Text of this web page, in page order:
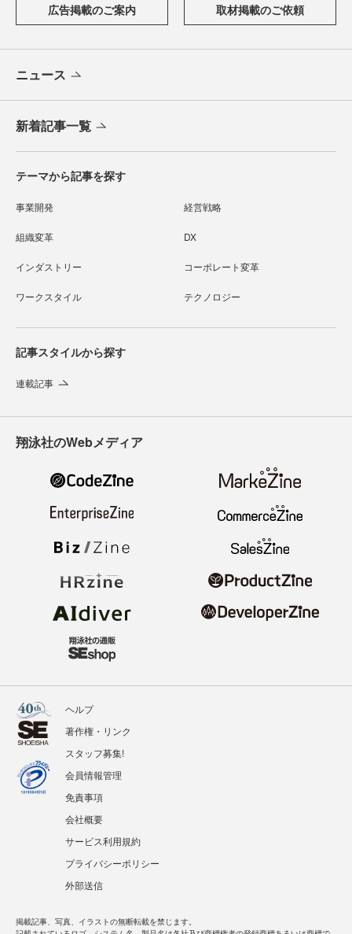
広告掲載のご案内 取材掲載のご依頼
ニュース
新着記事一覧
テーマから記事を探す
事業開発 経営戦略
組織変革 DX
インダストリー コーポレート変革
ワークスタイル テクノロジー
記事スタイルから探す
連載記事
翔泳社のWebメディア
ヘルプ
著作権・リンク
スタッフ募集!
会員情報管理
免責事項
会社概要
サービス利用規約
プライバシーポリシー
外部送信
掲載記事、写真、イラストの無断転載を禁じます。